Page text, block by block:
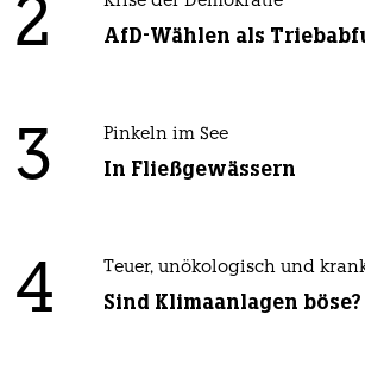
2 AfD-Wählen als
3 Pinkeln im See
In Fließgewässern
4 Teuer, unökologisch und
Sind Klimaanlagen böse?